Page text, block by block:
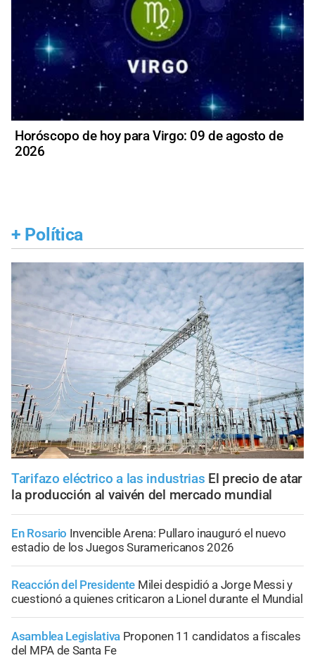
Horóscopo de hoy para Virgo: 09 de agosto de
2026
+ Política
Tarifazo eléctrico a las industrias El precio de atar
la producción al vaivén del mercado mundial
En Rosario Invencible Arena: Pullaro inauguró el nuevo
estadio de los Juegos Suramericanos 2026
Reacción del Presidente Milei despidió a Jorge Messi y
cuestionó a quienes criticaron a Lionel durante el Mundial
Asamblea Legislativa Proponen 11 candidatos a fiscales
del MPA de Santa Fe